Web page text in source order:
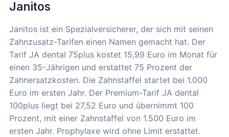
Janitos
Janitos ist ein Spezialversicherer, der sich mit seinen
Zahnzusatz-Tarifen einen Namen gemacht hat. Der
Tarif JA dental 75plus kostet 15,99 Euro im Monat für
einen 35-Jährigen und erstattet 75 Prozent der
Zahnersatzkosten. Die Zahnstaffel startet bei 1.000
Euro im ersten Jahr. Der Premium-Tarif JA dental
100plus liegt bei 27,52 Euro und übernimmt 100
Prozent, mit einer Zahnstaffel von 1.500 Euro im
ersten Jahr. Prophylaxe wird ohne Limit erstattet.